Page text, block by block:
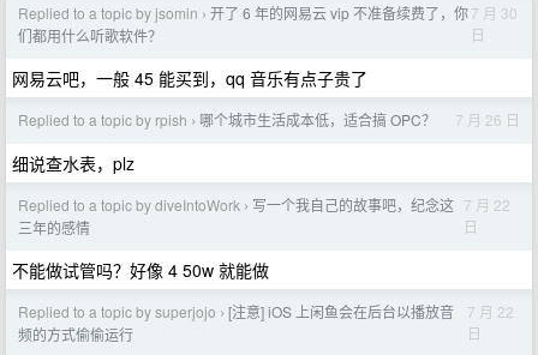
Replied to a topic by jsomin › 开了 6 年的网易云 vip 不准备续费了，你
们都用什么听歌软件？
7 月 30
日
网易云吧，一般 45 能买到，qq 音乐有点子贵了
Replied to a topic by rpish › 哪个城市生活成本低，适合搞 OPC？ 7 月 26 日
细说查水表，plz
Replied to a topic by diveIntoWork › ​写一个我自己的故事吧，纪念这
三年的感情
7 月 22
日
不能做试管吗？好像 4 50w 就能做
Replied to a topic by superjojo › [注意] iOS 上闲鱼会在后台以播放音
频的方式偷偷运行
7 月 22
日